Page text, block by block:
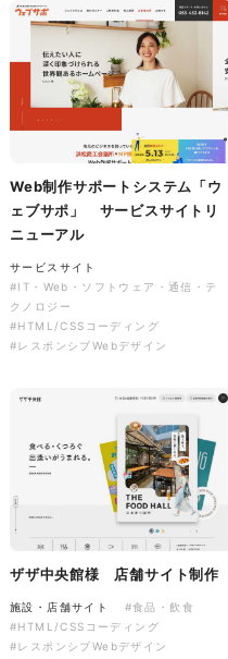
ヒーパッケージ
#産業廃棄物処理業
#イラスト
#エコ・環境
株式会社バスコフーズ様
FRUITFRUIT SNACK パッケ
ージデザイン
#グラフィックデザイン
Web制作サポートシステム「ウ
ェブサポ」 サービスサイトリ
ニューアル
サービスサイト
#IT・Web・ソフトウェア・通信・テ
クノロジー
#HTML/CSSコーディング
#レスポンシブWebデザイン
ザザ中央館様 店舗サイト制作
施設・店舗サイト
#食品・飲食
#HTML/CSSコーディング
#レスポンシブWebデザイン